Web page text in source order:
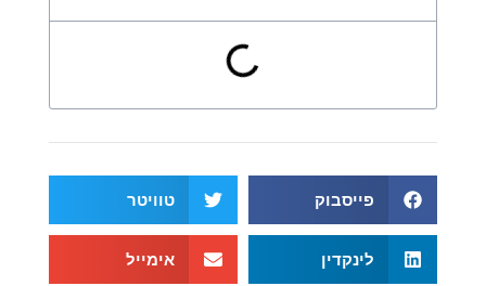
פייסבוק טוויטר
לינקדין אימייל